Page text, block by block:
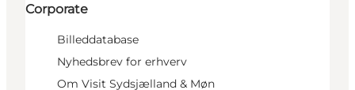
Corporate
Billeddatabase
Nyhedsbrev for erhverv
Om Visit Sydsjælland & Møn